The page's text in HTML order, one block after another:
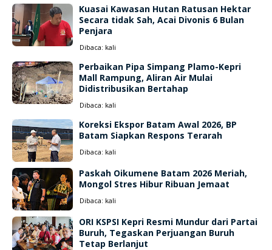
Kuasai Kawasan Hutan Ratusan Hektar
Secara tidak Sah, Acai Divonis 6 Bulan
Penjara
Dibaca: kali
Perbaikan Pipa Simpang Plamo-Kepri
Mall Rampung, Aliran Air Mulai
Didistribusikan Bertahap
Dibaca: kali
Koreksi Ekspor Batam Awal 2026, BP
Batam Siapkan Respons Terarah
Dibaca: kali
Paskah Oikumene Batam 2026 Meriah,
Mongol Stres Hibur Ribuan Jemaat
Dibaca: kali
ORI KSPSI Kepri Resmi Mundur dari Partai
Buruh, Tegaskan Perjuangan Buruh
Tetap Berlanjut